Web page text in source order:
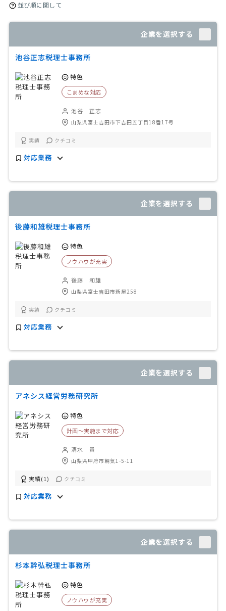
並び順に関して
企業を選択する
池谷正志税理士事務所
特色
こまめな対応
池谷 正志
山梨県富士吉田市下吉田五丁目18番17号
実績 クチコミ
対応業務
企業を選択する
後藤和雄税理士事務所
特色
ノウハウが充実
後藤 和雄
山梨県富士吉田市新屋258
実績 クチコミ
対応業務
企業を選択する
アネシス経営労務研究所
特色
計画〜実施まで対応
清水 貴
山梨県甲府市朝気1-5-11
実績(1) クチコミ
対応業務
企業を選択する
杉本幹弘税理士事務所
特色
ノウハウが充実